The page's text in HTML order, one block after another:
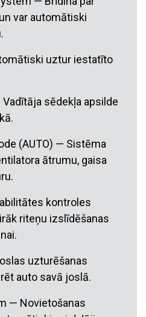
var automātiski
uztur iestatīto
sēdekļa apsilde
(AUTO) — Sistēma
ātrumu, gaisa
kontroles
riteņu izslīdēšanas
uzturēšanas
auto savā joslā.
— Novietošanas